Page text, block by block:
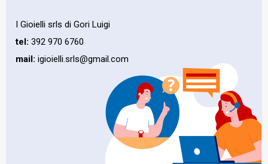
I Gioielli srls di Gori Luigi
tel: 392 970 6760
mail: igioielli.srls@gmail.com